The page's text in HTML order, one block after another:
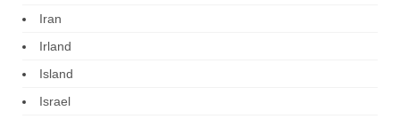
Iran
Irland
Island
Israel